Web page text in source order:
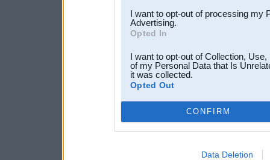
I want to opt-out of processing my
Advertising.
Opted In
I want to opt-out of Collection,
of my Personal Data that Is
it was collected.
Opted Out
CONFIRM
Data Deletion